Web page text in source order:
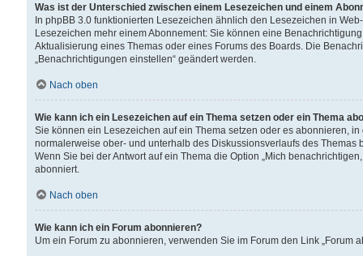
Was ist der Unterschied zwischen einem Lesezeichen und einem
In phpBB 3.0 funktionierten Lesezeichen ähnlich den Lesezeichen in
Lesezeichen mehr einem Abonnement: Sie können eine
Aktualisierung eines Themas oder eines Forums des Boards. Die
„Benachrichtigungen einstellen“ geändert werden.
Nach oben
Wie kann ich ein Lesezeichen auf ein Thema setzen oder ein Thema
Sie können ein Lesezeichen auf ein Thema setzen oder es abonnieren,
normalerweise ober- und unterhalb des Diskussionsverlaufs des Themas
Wenn Sie bei der Antwort auf ein Thema die Option „Mich
abonniert.
Nach oben
Wie kann ich ein Forum abonnieren?
Um ein Forum zu abonnieren, verwenden Sie im Forum den Link „Forum